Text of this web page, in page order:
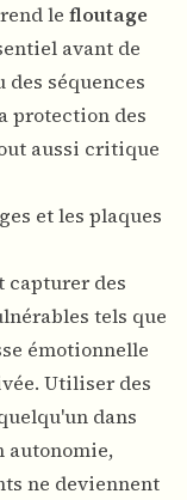
le floutage
avant de
des séquences
protection des
aussi critique
et les plaques
capturer des
tels que
émotionnelle
Utiliser des
dans
autonomie,
ne deviennent